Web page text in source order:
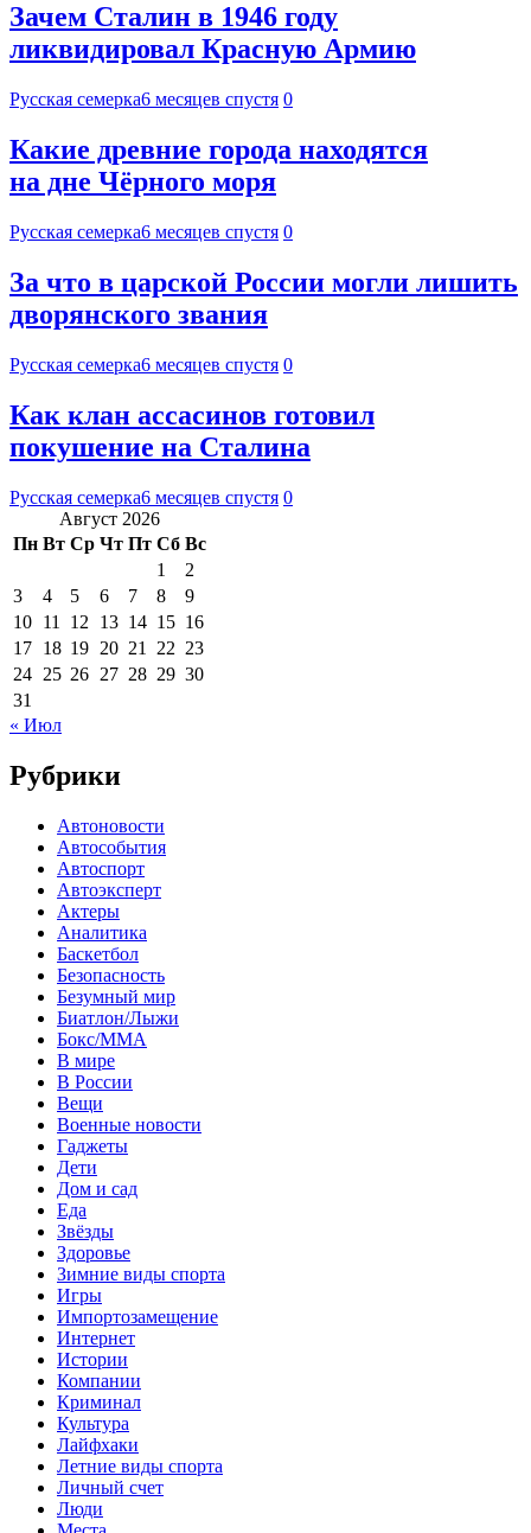
Зачем Сталин в 1946 году
ликвидировал Красную Армию
Русская семерка6 месяцев спустя 0
Какие древние города находятся
на дне Чёрного моря
Русская семерка6 месяцев спустя 0
За что в царской России могли лишить
дворянского звания
Русская семерка6 месяцев спустя 0
Как клан ассасинов готовил
покушение на Сталина
Русская семерка6 месяцев спустя 0
Август 2026
Пн Вт Ср Чт Пт Сб Вс
1
2
3
4 5 6 7 8
9
10 11 12 13 14 15 16
17 18 19 20 21 22 23
24 25 26 27 28 29 30
31
« Июл
Рубрики
Автоновости
Автособытия
Автоспорт
Автоэксперт
Актеры
Аналитика
Баскетбол
Безопасность
Безумный мир
Биатлон/Лыжи
Бокс/MMA
В мире
В России
Вещи
Военные новости
Гаджеты
Дети
Дом и сад
Еда
Звёзды
Здоровье
Зимние виды спорта
Игры
Импортозамещение
Интернет
Истории
Компании
Криминал
Культура
Лайфхаки
Летние виды спорта
Личный счет
Люди